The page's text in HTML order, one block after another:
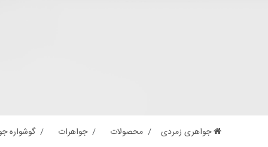
جواهری زمردی محصولات جواهرات گوشواره